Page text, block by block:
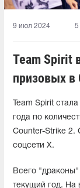
9 июл 2024 5
Team Spirit
призовых в
Team Spirit
года по
Counter-Strike 2.
соцсети X.
Всего
текущий год. На